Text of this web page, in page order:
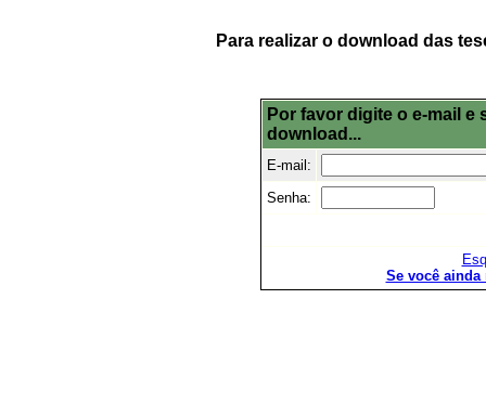
Para realizar o download das
Por favor digite o e-mail
download...
E-mail:
Senha:
Se você